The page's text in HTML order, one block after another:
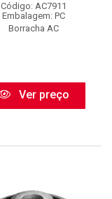
Código: AC7911
Embalagem: PC
Borracha AC
Ver preço